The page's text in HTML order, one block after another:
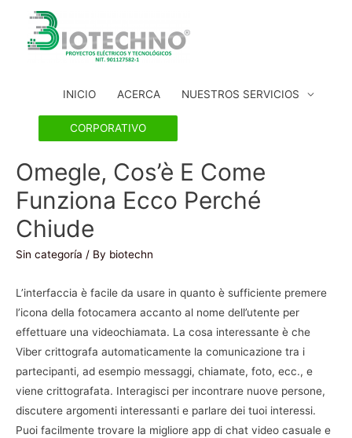
INICIO ACERCA NUESTROS SERVICIOS
CORPORATIVO
Omegle, Cos’è E Come
Funziona Ecco Perché
Chiude
Sin categoría / By biotechn
L’interfaccia è facile da usare in quanto è sufficiente premere
l’icona della fotocamera accanto al nome dell’utente per
effettuare una videochiamata. La cosa interessante è che
Viber crittografa automaticamente la comunicazione tra i
partecipanti, ad esempio messaggi, chiamate, foto, ecc., e
viene crittografata. Interagisci per incontrare nuove persone,
discutere argomenti interessanti e parlare dei tuoi interessi.
Puoi facilmente trovare la migliore app di chat video casuale e